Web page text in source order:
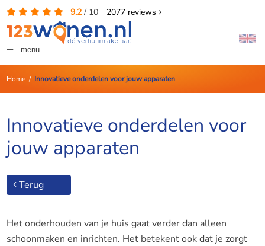
9.2/ 10 2077reviews
menu
Home/ Innovatieve onderdelen voor jouw apparaten
Innovatieve onderdelen voor
jouw apparaten
Terug
Het onderhouden van je huis gaat verder dan alleen
schoonmaken en inrichten. Het betekent ook dat je zorgt